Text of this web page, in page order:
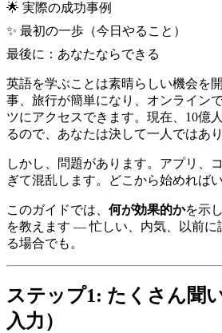
🌟 実際の成功事例
✨ 最初の一歩（今日やること）
最後に：あなたならできる
英語を学ぶことは素晴らしい機会を
事、旅行が簡単になり、オンライン
ツにアクセスできます。現在、10億
るので、あなたは決して一人ではあり
しかし、問題があります。アプリ、
ぎて混乱します。どこから始めれば
このガイドでは、 何が効果的かを示し
を教えます — 忙しい、内気、以前に
る場合でも。
ステップ1: たくさん聞
入力）